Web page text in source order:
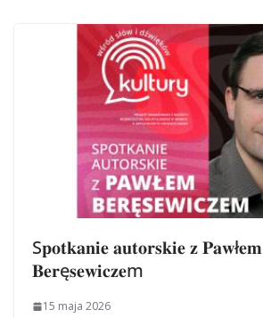
S𝐩𝐨𝐭𝐤𝐚𝐧𝐢𝐞 𝐚𝐮𝐭𝐨𝐫𝐬𝐤𝐢𝐞 𝐳 𝐏𝐚𝐰ł𝐞𝐦
𝐁𝐞𝐫ę𝐬𝐞𝐰𝐢𝐜𝐳𝐞m
15 maja 2026